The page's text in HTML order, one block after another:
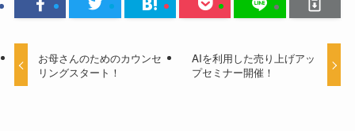
お母さんのためのカウンセ
リングスタート！
AIを利用した売り上げアッ
プセミナー開催！